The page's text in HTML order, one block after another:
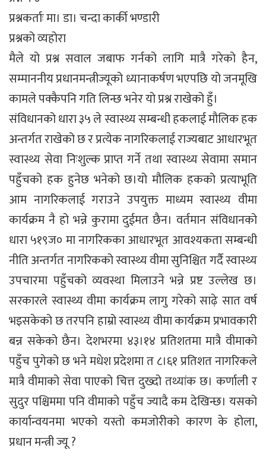
प्रश्नकर्ताः मा। डा। चन्दा कार्की भण्डारी
प्रश्नको व्यहोरा
मैले यो प्रश्न सवाल जबाफ गर्नको लागि मात्रै गरेको हैन,
सम्माननीय प्रधानमन्त्रीज्यूको ध्यानाकर्षण भएपछि यो जनमूखि
कामले पक्कैपनि गति लिन्छ भनेर यो प्रश्न राखेको हुँ।
संविधानको धारा ३५ ले स्वास्थ्य सम्बन्धी हकलाई मौलिक हक
अन्तर्गत राखेको छ र प्रत्येक नागरिकलाई राज्यबाट आधारभूत
स्वास्थ्य सेवा निःशुल्क प्राप्त गर्ने तथा स्वास्थ्य सेवामा समान
पहुँचको हक हुनेछ भनेको छ।यो मौलिक हकको प्रत्याभूति
आम नागरिकलाई गराउने उपयुक्त माध्यम स्वास्थ्य वीमा
कार्यक्रम नै हो भन्ने कुरामा दुईमत छैन। वर्तमान संविधानको
धारा ५१९ज० मा नागरिकका आधारभूत आवश्यकता सम्बन्धी
नीति अन्तर्गत नागरिकको स्वास्थ्य वीमा सुनिश्चित गर्दै स्वास्थ्य
उपचारमा पहुँचको व्यवस्था मिलाउने भन्ने प्रष्ट उल्लेख छ।
सरकारले स्वास्थ्य वीमा कार्यक्रम लागु गरेको साढ़े सात वर्ष
भइसकेको छ तरपनि हाम्रो स्वास्थ्य वीमा कार्यक्रम प्रभावकारी
बन्न सकेको छैन। देशभरमा ४३।१४ प्रतिशतमा मात्रै वीमाको
पहुँच पुगेको छ भने मधेश प्रदेशमा त ८।६१ प्रतिशत नागरिकले
मात्रै वीमाको सेवा पाएको चित्त दुख्दो तथ्यांक छ। कर्णाली र
सुदुर पश्चिममा पनि वीमाको पहुँच ज्यादै कम देखिन्छ। यसको
कार्यान्वयनमा भएको यस्तो कमजोरीको कारण के होला,
प्रधान मन्त्री ज्यू ?